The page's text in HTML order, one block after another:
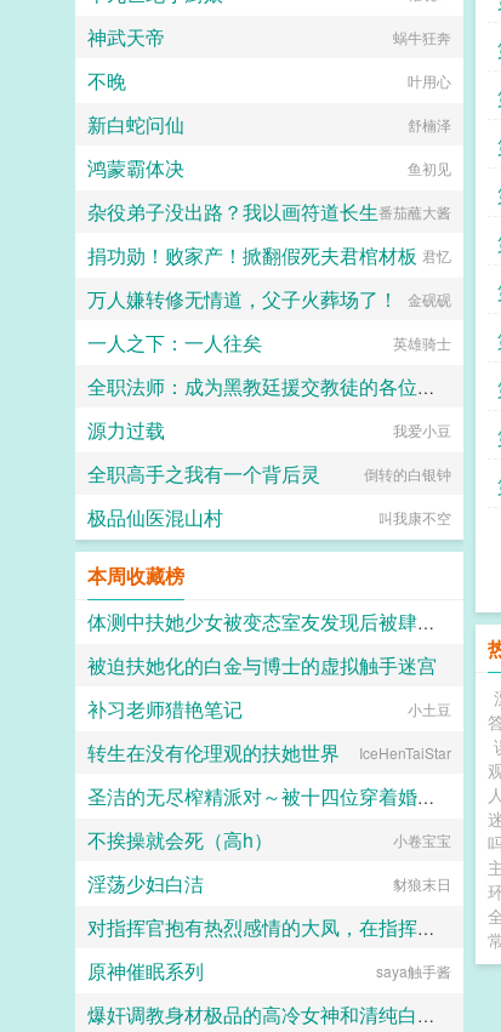
常
神武天帝 蜗牛狂奔
不晚 叶用心
新白蛇问仙 舒楠泽
鸿蒙霸体决 鱼初见
杂役弟子没出路？我以画符道长生番茄蘸大酱
捐功勋！败家产！掀翻假死夫君棺材板 君忆
万人嫌转修无情道，父子火葬场了！ 金砚砚
一人之下：一人往矣 英雄骑士
全职法师：成为黑教廷援交教徒的各位婊子
小磊子
源力过载 我爱小豆
全职高手之我有一个背后灵 倒转的白银钟
极品仙医混山村 叫我康不空
本周收藏榜
体测中扶她少女被变态室友发现后被肆意玩弄
愿璀璨的北极光永远闪耀
被迫扶她化的白金与博士的虚拟触手迷宫
白虚
补习老师猎艳笔记 小土豆
转生在没有伦理观的扶她世界 IceHenTaiStar
圣洁的无尽榨精派对～被十四位穿着婚纱的舰娘新娘们在教堂内献上身体的集体婚礼～
火锅气候
不挨操就会死（高h） 小卷宝宝
淫荡少妇白洁 豺狼末日
对指挥官抱有热烈感情的大凤，在指挥官被迫出差的一年中被黑人用媚药和甜言蜜语玩弄成满身刺青的媚黑婊子
Kyle
原神催眠系列 saya触手酱
爆奸调教身材极品的高冷女神和清纯白袜甜妹留学生，射满她们的鞋柜里的高跟鞋和小皮鞋